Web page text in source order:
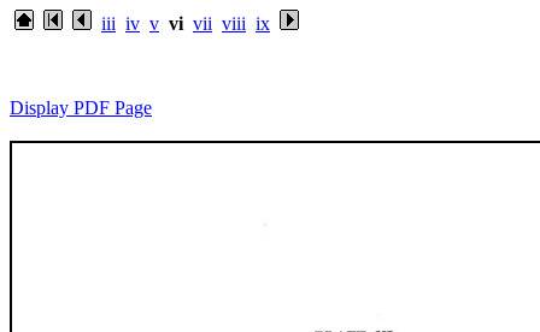
iii iv v vi vii viii ix
Display PDF Page